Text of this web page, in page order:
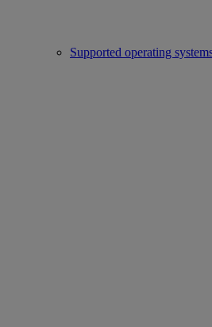
Supported operating